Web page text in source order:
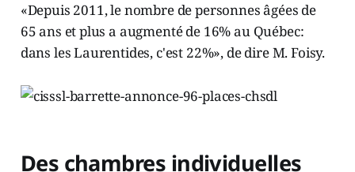
«Depuis 2011, le nombre de personnes âgées de
65 ans et plus a augmenté de 16% au Québec:
dans les Laurentides, c'est 22%», de dire M. Foisy.
Des chambres individuelles